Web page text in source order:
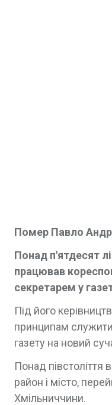
Помер Павло
Понад п'ятдесят
працював
секретарем у
Під його
принципам
газету на новий
Понад півстоліття
район і місто,
Хмільниччини.